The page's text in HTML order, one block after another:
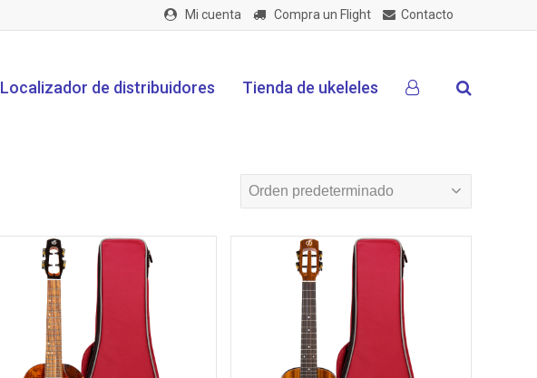
Mi cuenta Compra un Flight Contacto
Localizador de distribuidores Tienda de ukeleles